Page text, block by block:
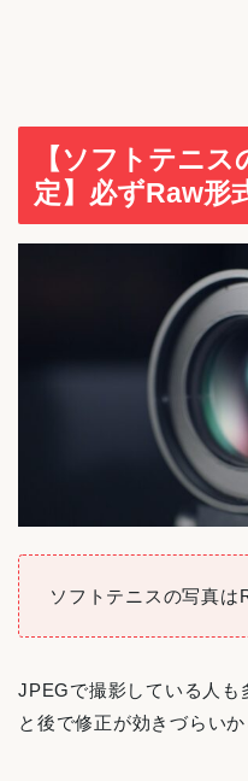
【ソフトテニ
定】必ずRaw形
ソフトテニスの写真は
JPEGで撮影している人
と後で修正が効きづらいか